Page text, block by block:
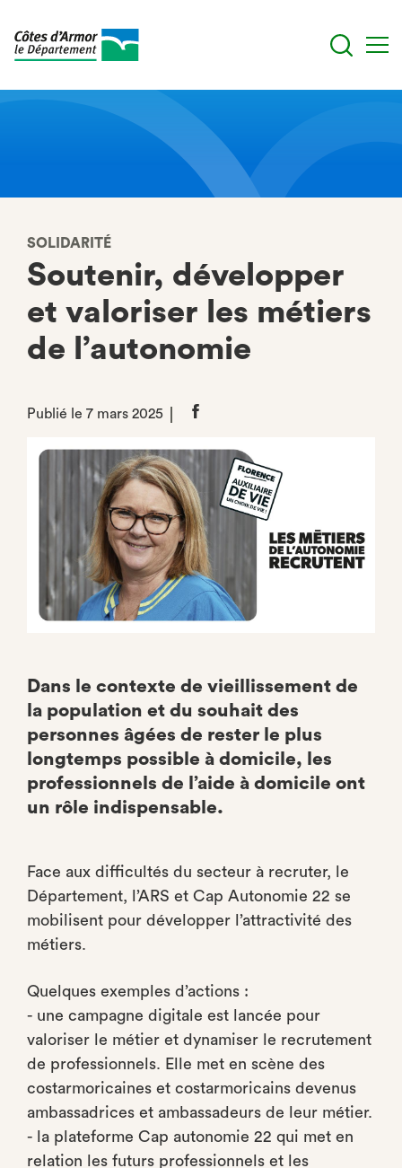
SOLIDARITÉ
Soutenir, développer
et valoriser les métiers
de l’autonomie
Publié le 7 mars 2025
Partager
Facebook
Dans le contexte de vieillissement de
la population et du souhait des
personnes âgées de rester le plus
longtemps possible à domicile, les
professionnels de l’aide à domicile ont
un rôle indispensable.
Face aux difficultés du secteur à recruter, le
Département, l’ARS et Cap Autonomie 22 se
mobilisent pour développer l’attractivité des
métiers.
Quelques exemples d’actions :
- une campagne digitale est lancée pour
valoriser le métier et dynamiser le recrutement
de professionnels. Elle met en scène des
costarmoricaines et costarmoricains devenus
ambassadrices et ambassadeurs de leur métier.
- la plateforme Cap autonomie 22 qui met en
relation les futurs professionnels et les